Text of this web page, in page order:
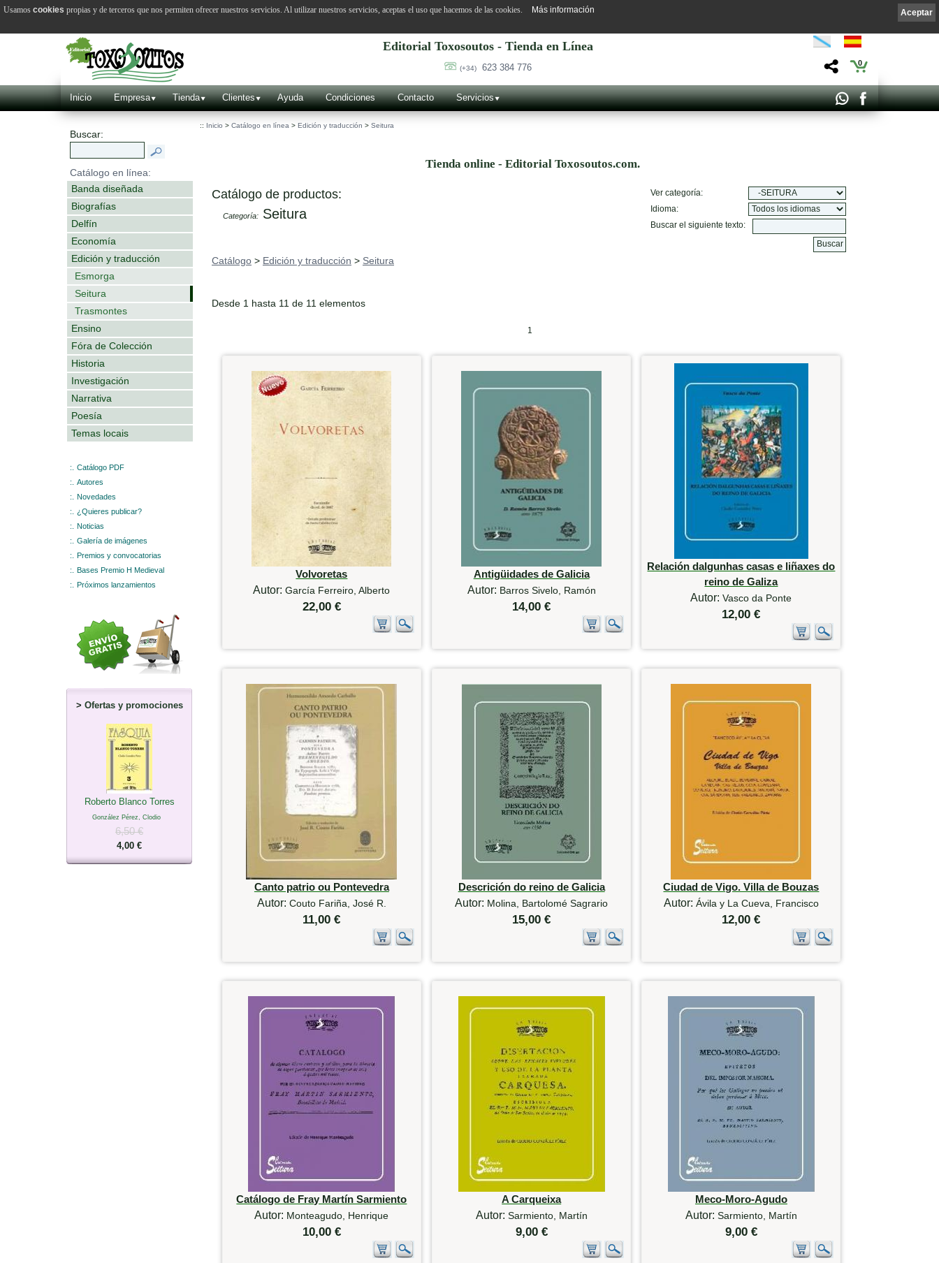
Editorial Toxosoutos - Tienda en Línea
(+34) 623 384 776 0
Inicio Empresa Tienda Clientes Ayuda Condiciones Contacto Servicios
Buscar:
Catálogo en línea:
Banda diseñada
Biografías
Delfín
Economía
Edición y traducción
Esmorga
Seitura
Trasmontes
Ensino
Fóra de Colección
Historia
Investigación
Narrativa
Poesía
Temas locais
:.
Catálogo PDF
:.
Autores
:.
Novedades
:.
¿Quieres publicar?
:.
Noticias
:.
Galería de imágenes
:.
Premios y convocatorias
:.
Bases Premio H Medieval
:.
Próximos lanzamientos
> Ofertas y promociones
Roberto Blanco Torres
González Pérez, Clodio
6,50 €
4,00 €
:: Inicio > Catálogo en línea > Edición y traducción > Seitura
Tienda online - Editorial Toxosoutos.com.
Catálogo de productos:
Categoría: Seitura
Ver categoría:
Idioma:
Buscar el siguiente texto:
Catálogo > Edición y traducción > Seitura
Desde 1 hasta 11 de 11 elementos
1
Volvoretas
Autor:García Ferreiro, Alberto
22,00 €
Antigüidades de Galicia
Autor: Barros Sivelo, Ramón
14,00 €
Relación dalgunhas casas e liñaxes do
reino de Galiza
Autor:Vasco da Ponte
12,00 €
Canto patrio ou Pontevedra
Autor: Couto Fariña, José R.
11,00 €
Descrición do reino de Galicia
Autor: Molina, Bartolomé Sagrario
15,00 €
Ciudad de Vigo. Villa de Bouzas
Autor: Ávila y La Cueva, Francisco
12,00 €
Catálogo de Fray Martín Sarmiento
Autor: Monteagudo, Henrique
10,00 €
A Carqueixa
Autor: Sarmiento, Martín
9,00 €
Meco-Moro-Agudo
Autor: Sarmiento, Martín
9,00 €
Aceptar
Usamos cookies propias y de terceros que nos permiten ofrecer nuestros servicios. Al utilizar nuestros servicios, aceptas el uso que hacemos de las cookies. Más información